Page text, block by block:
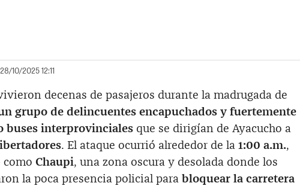
10/2025 12:11
decenas de pasajeros durante la madrugada de
grupo de delincuentes encapuchados y fuertemente
buses interprovinciales que se dirigían de Ayacucho a
. El ataque ocurrió alrededor de la 1:00 a.m.,
como Chaupi, una zona oscura y desolada donde los
la poca presencia policial para bloquear la carretera